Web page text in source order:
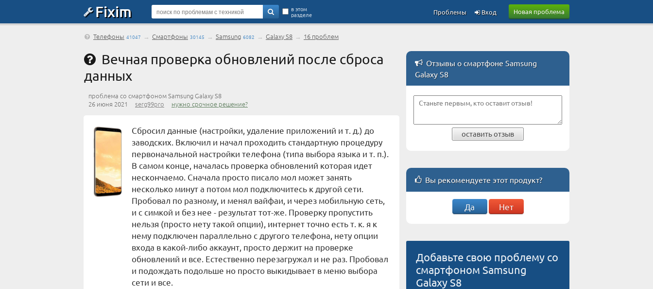
Fixim Новая проблема
в этом
разделе Вход
Проблемы
Телефоны 41047 → Смартфоны 30145 → Samsung 6082 → Galaxy S8 → 16 проблем
Вечная проверка обновлений после сброса
данных
проблема со смартфоном Samsung Galaxy S8
26 июня 2021 serg99pro нужно срочное решение?
Сбросил данные (настройки, удаление приложений и т. д.) до
заводских. Включил и начал проходить стандартную процедуру
первоначальной настройки телефона (типа выбора языка и т. п.).
В самом конце, началась проверка обновлений которая идет
нескончаемо. Сначала просто писало мол может занять
несколько минут а потом мол подключитесь к другой сети.
Пробовал по разному, и менял вайфаи, и через мобильную сеть,
и с симкой и без нее - результат тот-же. Проверку пропустить
нельзя (просто нету такой опции), интернет точно есть т. к. я к
нему подключен параллельно с другого телефона, нету опции
входа в какой-либо аккаунт, просто держит на проверке
обновлений и все. Естественно перезагружал и не раз. Пробовал
и подождать подольше но просто выкидывает в меню выбора
сети и все.
Отзывы о смартфоне Samsung
Galaxy S8
оставить отзыв
Вы рекомендуете этот продукт?
Да Нет
Добавьте свою проблему со
смартфоном Samsung
Galaxy S8